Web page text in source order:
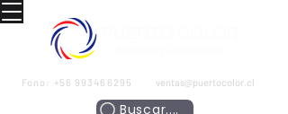
Fono: +56 993466295 ventas@puertocolor.cl
Buscar....